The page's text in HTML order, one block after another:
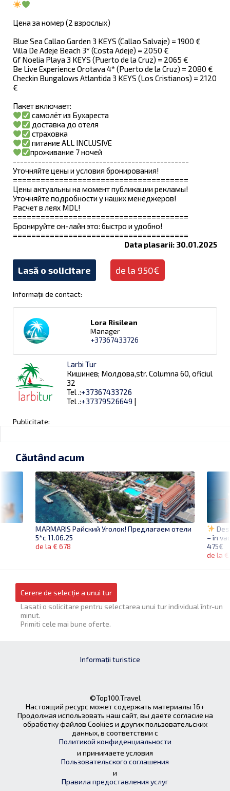
Цена за номер (2 взрослых)
Blue Sea Callao Garden 3 KEYS (Callao Salvaje) = 1900 €
Villa De Adeje Beach 3* (Costa Adeje) = 2050 €
Gf Noelia Playa 3 KEYS (Puerto de la Cruz) = 2065 €
Be Live Experience Orotava 4* (Puerto de la Cruz) = 2080 €
Checkin Bungalows Atlantida 3 KEYS (Lоs Cristianos) = 2120
€
Пакет включает:
самолёт из Бухареста
доставка до отеля
страховка
питание ALL INCLUSIVE
проживание 7 ночей
-------------------------------------------------
Уточняйте цены и условия бронирования!
======================================
Цены актуальны на момент публикации рекламы!
Уточняйте подробности у наших менеджеров!
Расчет в леях MDL!
======================================
Бронируйте он-лайн это: быстро и удобно!
======================================
Data plasarii: 30.01.2025
Lasă o solicitare de la 950€
Informații de contact:
Lora Risilean
Manager
+37367433726
Larbi Tur
Кишинев; Молдова,str. Columna 60, oficiul
32
Tel .:+37367433726
Tel .:+37379526649 |
Publicitate:
– în
475€
de la
Căutând acum
MARMARIS Райский Уголок! Предлагаем отели
5*с 11.06.25
de la € 678
Cerere de selecție a unui tur
Lasati o solicitare pentru selectarea unui tur individual într-un
minut.
Primiti cele mai bune oferte.
Informații turistice
©Top100.Travel
Настоящий ресурс может содержать материалы 16+
Продолжая использовать наш сайт, вы даете согласие на
обработку файлов Cookies и других пользовательских
данных, в соответствии с
Политикой конфиденциальности
и принимаете условия
Пользовательского соглашения
и
Правила предоставления услуг